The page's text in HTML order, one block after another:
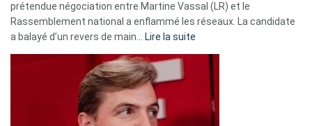
prétendue négociation entre Martine Vassal (LR) et le
Rassemblement national a enflammé les réseaux. La candidate
a balayé d’un revers de main… Lire la suite
Martine
Vassal
d’alliance
secrète